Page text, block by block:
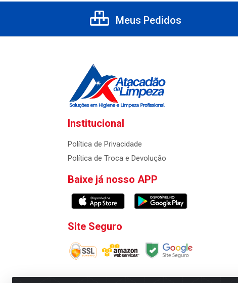
Meus Pedidos
Institucional
Política de Privacidade
Política de Troca e Devolução
Baixe já nosso APP
Site Seguro